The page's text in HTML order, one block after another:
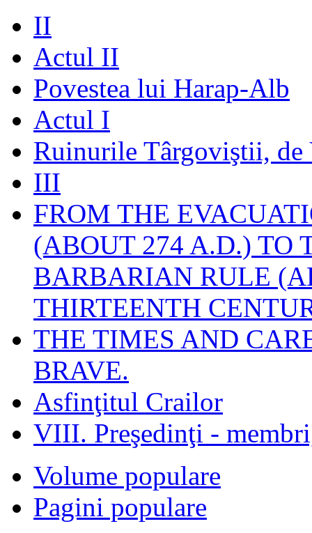
II
Actul II
Povestea lui Harap-Alb
Actul I
Ruinurile Târgoviştii, de
III
FROM THE
(ABOUT 274 A.D.) TO
BARBARIAN RULE
THIRTEENTH
THE TIMES AND
BRAVE.
Asfinţitul Crailor
VIII. Preşedinţi -
Volume populare
Pagini populare